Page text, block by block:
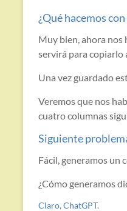
¿Qué hacemos
Muy bien, ahora nos
servirá para copiarlo
Una vez guardado
Veremos que nos
cuatro columnas
Siguiente
Fácil, generamos un
¿Cómo generamos
Claro, ChatGPT.